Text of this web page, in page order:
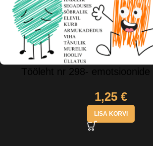
Tööleht nr 298- emotsioonide
1,25 €
LISA KORVI